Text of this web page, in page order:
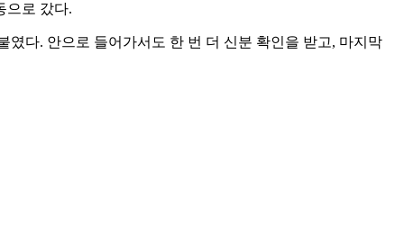
으로 갔다.
다. 안으로 들어가서도 한 번 더 신분 확인을 받고, 마지막